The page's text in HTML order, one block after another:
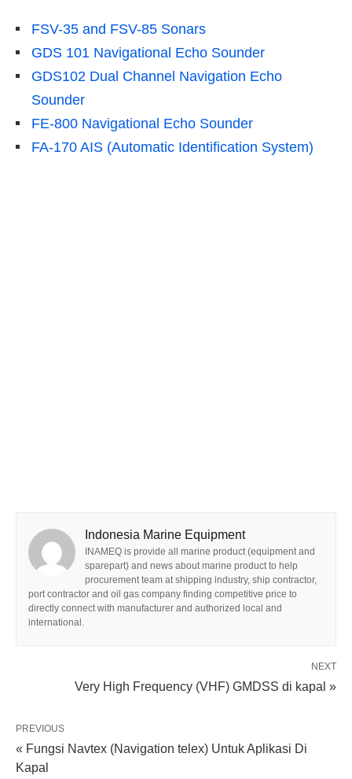
FSV-35 and FSV-85 Sonars
GDS 101 Navigational Echo Sounder
GDS102 Dual Channel Navigation Echo
Sounder
FE-800 Navigational Echo Sounder
FA-170 AIS (Automatic Identification System)
Indonesia Marine Equipment
INAMEQ is provide all marine product (equipment and
sparepart) and news about marine product to help
procurement team at shipping industry, ship contractor,
port contractor and oil gas company finding competitive price to
directly connect with manufacturer and authorized local and
international.
NEXT
Very High Frequency (VHF) GMDSS di kapal »
PREVIOUS
« Fungsi Navtex (Navigation telex) Untuk Aplikasi Di
Kapal